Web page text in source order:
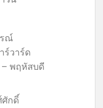
ณ์
ร์วาร์ด
– พฤหัสบดี
ศักดิ์